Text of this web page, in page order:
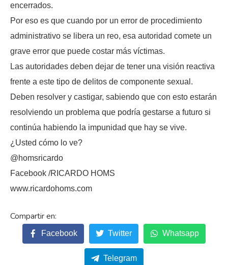
encerrados.
Por eso es que cuando por un error de procedimiento
administrativo se libera un reo, esa autoridad comete un
grave error que puede costar más víctimas.
Las autoridades deben dejar de tener una visión reactiva
frente a este tipo de delitos de componente sexual.
Deben resolver y castigar, sabiendo que con esto estarán
resolviendo un problema que podría gestarse a futuro si
continúa habiendo la impunidad que hay se vive.
¿Usted cómo lo ve?
@homsricardo
Facebook /RICARDO HOMS
www.ricardohoms.com
Facebook Twitter Whatsapp
Telegram